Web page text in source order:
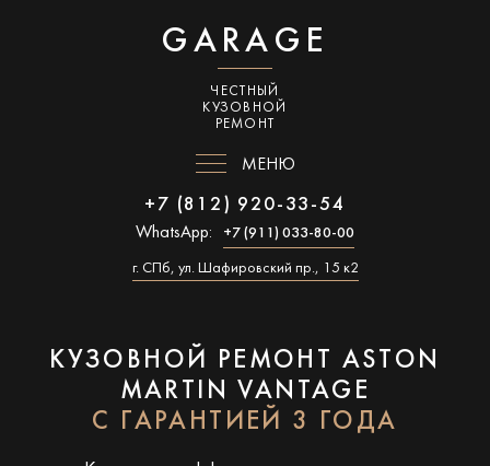
GARAGE
ЧЕСТНЫЙ
КУЗОВНОЙ
РЕМОНТ
МЕНЮ
+7 (812) 920-33-54
WhatsApp: +7 (911) 033-80-00
г. СПб, ул. Шафировский пр., 15 к2
КУЗОВНОЙ РЕМОНТ ASTON
MARTIN VANTAGE
С ГАРАНТИЕЙ 3 ГОДА